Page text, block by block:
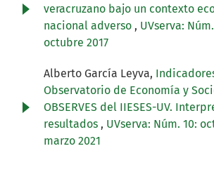
veracruzano bajo un contexto
nacional adverso , UVserva:
octubre 2017
Alberto García Leyva,
Observatorio de Economía y
OBSERVES del IIESES-UV.
resultados , UVserva: Núm. 10:
marzo 2021